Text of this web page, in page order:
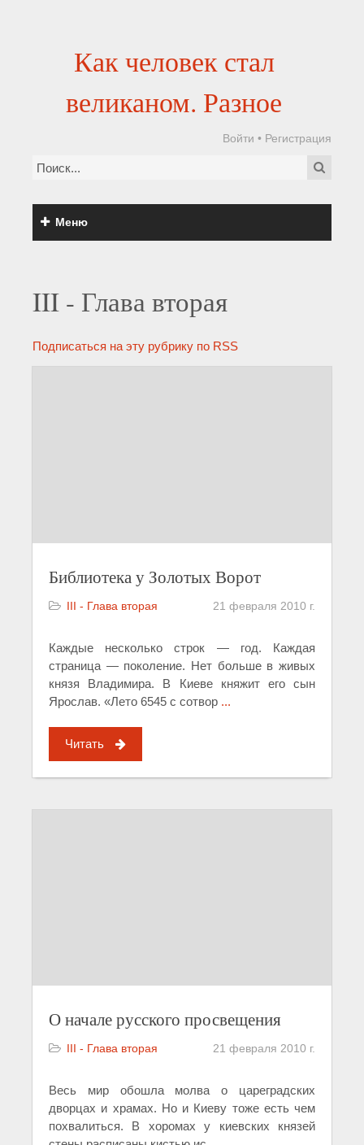
Как человек стал
великаном. Разное
Войти • Регистрация
Меню
III - Глава вторая
Подписаться на эту рубрику по RSS
Библиотека у Золотых Ворот
III - Глава вторая 21 февраля 2010 г.
Каждые несколько строк — год. Каждая
страница — поколение. Нет больше в живых
князя Владимира. В Киеве княжит его сын
Ярослав. «Лето 6545 с сотвор ...
Читать
О начале русского просвещения
III - Глава вторая 21 февраля 2010 г.
Весь мир обошла молва о цареградских
дворцах и храмах. Но и Киеву тоже есть чем
похвалиться. В хоромах у киевских князей